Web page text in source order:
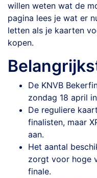
willen weten wat de
pagina lees je wat er
letten als je kaarten
kopen.
De KNVB
zondag 18 april
De reguliere
finalisten, maar
aan.
Het aantal
zorgt voor hoge
finale.